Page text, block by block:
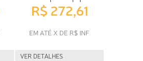
R$ 272,61
EM ATÉ X DE R$ INF
VER DETALHES